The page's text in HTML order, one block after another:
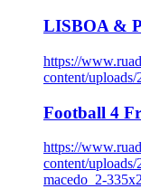
LISBOA &
https://
content/
Football 4
https://
content/
macedo_2-